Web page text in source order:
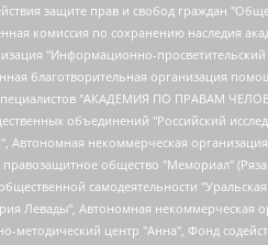
Евгеньевич, Рубин Михаил Аркадьевич, Анин Роман Александрович, Юридическое лицо Istories fonds, зарегистрированное в Латвийской Республике (регистрационный номер 50008295751, дата регистрации 24.02.2020), Великовский Дмитрий Александрович, Долинина Ирина Николаевна, Мароховская Алеся Алексеевна, Шлейнов Роман Юрьевич, Шмагун Олеся Валентиновна, Общество с ограниченной ответственностью "Альтаир 2021", Общество с ограниченной ответственностью "Вега 2021", Общество с ограниченной ответственностью "Главный редактор 2021", Общество с ограниченной ответственностью "Ромашки монолит", Важенков Артем Валерьевич, Ивановская областная общественная организация "Центр гендерных исследований", Гурман Юрий Альбертович, Медиапроект "ОВД-Инфо", Егоров Владимир Владимирович, Жилинский Владимир Александрович, Общество с ограниченной ответственностью "ЗП", Иванова София Юрьевна, Карезина Инна Павловна, Кильтау Екатерина Викторовна, Петров Алексей Викторович, Пискунов Сергей Евгеньевич, Смирнов Сергей Сергеевич, Тихонов Михаил Сергеевич, Общество с ограниченной ответственностью "ЖУРНАЛИСТ-ИНОСТРАННЫЙ АГЕНТ", Арапова Галина Юрьевна, Вольтская Татьяна Анатольевна, Американская компания "Mason G.E.S. Anonymous Foundation" (США), являющаяся владельцем интернет-издания https://mnews.world/, Компания "Stichting Bellingcat", зарегистрированная в Нидерландах (дата регистрации 11.07.2018), Захаров Андрей Вячеславович, Клепиковская Екатерина Дмитриевна, Общество с ограниченной ответственностью "МЕМО", Перл Роман Александрович, Симонов Евгений Алексеевич, Соловьева Елена Анатольевна, Сотников Даниил Владимирович, Сурначева Елизавета Дмитриевна, Автономная некоммерческая организация по защите прав человека и